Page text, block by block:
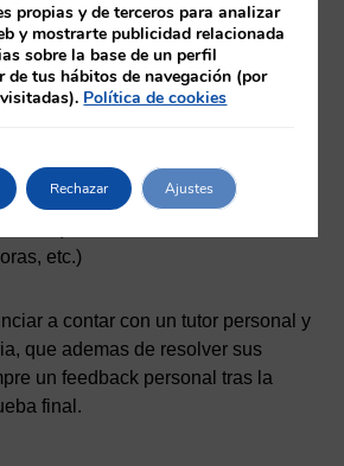
formación online
otorga una gran flexibilidad ya que,
cuándo y cómo realizar el
todo momento, con herramientas
etc.)
a contar con un tutor personal y
que ademas de resolver sus
un feedback personal tras la
final.
propias y de terceros para analizar
y mostrarte publicidad relacionada
sobre la base de un perfil
de tus hábitos de navegación (por
Política de cookies
Rechazar Ajustes